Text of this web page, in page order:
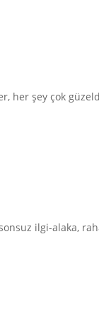
her şey çok
ilgi-alaka,